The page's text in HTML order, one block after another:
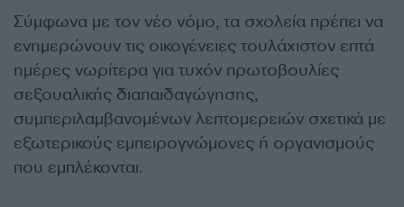
Σύμφωνα με τον νέο νόμο, τα σχολεία πρέπει να
ενημερώνουν τις οικογένειες τουλάχιστον επτά
ημέρες νωρίτερα για τυχόν πρωτοβουλίες
σεξουαλικής διαπαιδαγώγησης,
συμπεριλαμβανομένων λεπτομερειών σχετικά με
εξωτερικούς εμπειρογνώμονες ή οργανισμούς
που εμπλέκονται.